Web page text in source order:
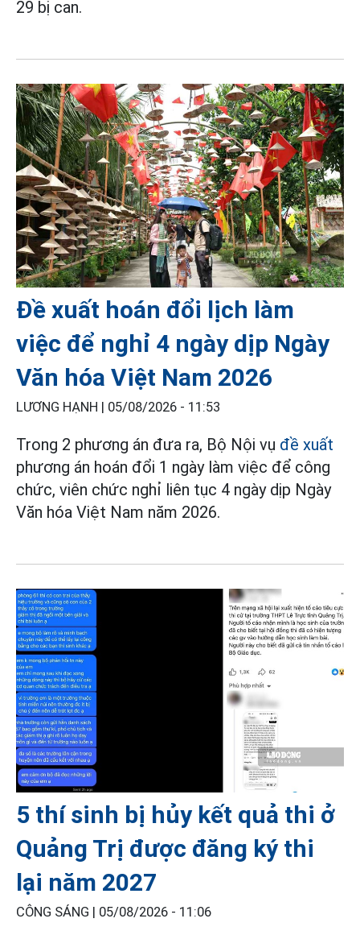
29 bị can.
Đề xuất hoán đổi lịch làm
việc để nghỉ 4 ngày dịp Ngày
Văn hóa Việt Nam 2026
LƯƠNG HẠNH | 05/08/2026 - 11:53
Trong 2 phương án đưa ra, Bộ Nội vụ đề xuất
phương án hoán đổi 1 ngày làm việc để công
chức, viên chức nghỉ liên tục 4 ngày dịp Ngày
Văn hóa Việt Nam năm 2026.
5 thí sinh bị hủy kết quả thi ở
Quảng Trị được đăng ký thi
lại năm 2027
CÔNG SÁNG | 05/08/2026 - 11:06